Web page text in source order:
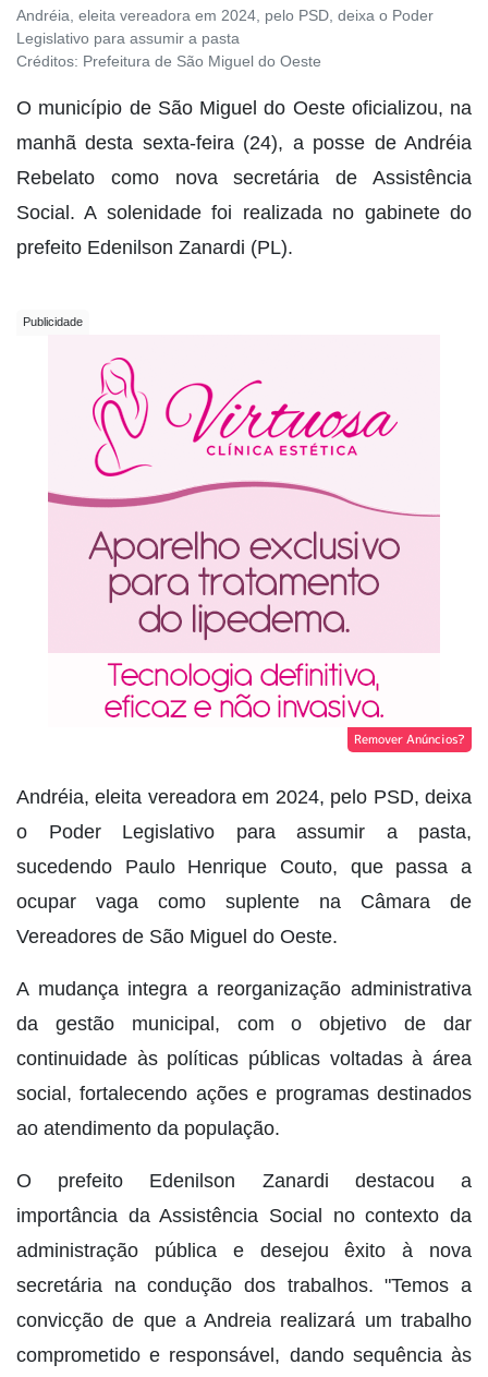
Andréia, eleita vereadora em 2024, pelo PSD, deixa o Poder
Legislativo para assumir a pasta
Créditos: Prefeitura de São Miguel do Oeste
O município de São Miguel do Oeste oficializou, na
manhã desta sexta-feira (24), a posse de Andréia
Rebelato como nova secretária de Assistência
Social. A solenidade foi realizada no gabinete do
prefeito Edenilson Zanardi (PL).
Remover Anúncios?
Andréia, eleita vereadora em 2024, pelo PSD, deixa
o Poder Legislativo para assumir a pasta,
sucedendo Paulo Henrique Couto, que passa a
ocupar vaga como suplente na Câmara de
Vereadores de São Miguel do Oeste.
A mudança integra a reorganização administrativa
da gestão municipal, com o objetivo de dar
continuidade às políticas públicas voltadas à área
social, fortalecendo ações e programas destinados
ao atendimento da população.
O prefeito Edenilson Zanardi destacou a
importância da Assistência Social no contexto da
administração pública e desejou êxito à nova
secretária na condução dos trabalhos. "Temos a
convicção de que a Andreia realizará um trabalho
comprometido e responsável, dando sequência às